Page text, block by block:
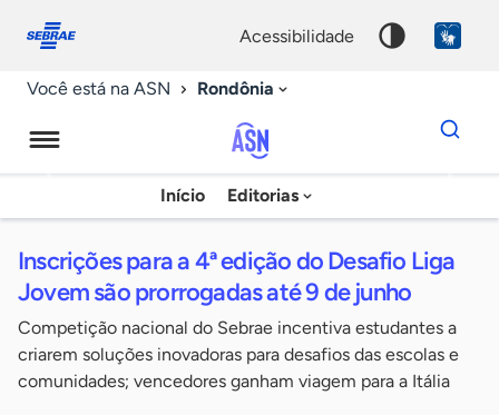
conosco
acessibilidade
Você está na ASN Rondônia
Agência
Sebrae
de
Notícias
Início Editorias
Dados
para
chave
Inscrições para a 4ª edição do Desafio Liga
Jovem são prorrogadas até 9 de junho
Competição nacional do Sebrae incentiva estudantes a
criarem soluções inovadoras para desafios das escolas e
comunidades; vencedores ganham viagem para a Itália